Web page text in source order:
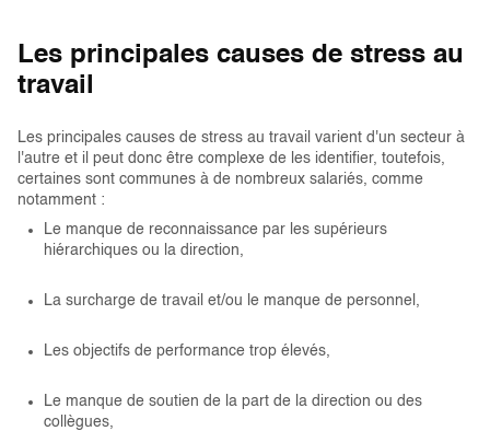
Les principales causes de stress au
travail
Les principales causes de stress au travail varient d'un secteur à
l'autre et il peut donc être complexe de les identifier, toutefois,
certaines sont communes à de nombreux salariés, comme
notamment :
Le manque de reconnaissance par les supérieurs
hiérarchiques ou la direction,
La surcharge de travail et/ou le manque de personnel,
Les objectifs de performance trop élevés,
Le manque de soutien de la part de la direction ou des
collègues,